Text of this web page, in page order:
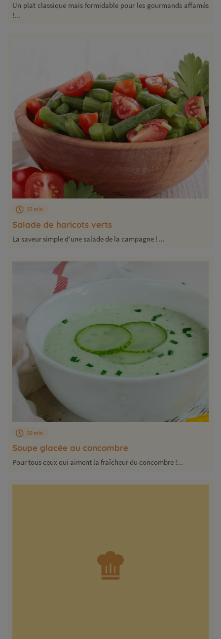
Un plat classique mais formidable pour les gourmands affamés
!...
Salade de haricots verts
35 min
La saveur simple d'une salade de la campagne ! ...
Soupe glacée au concombre
30 min
Pour tous ceux qui aiment la fraîcheur du concombre !...